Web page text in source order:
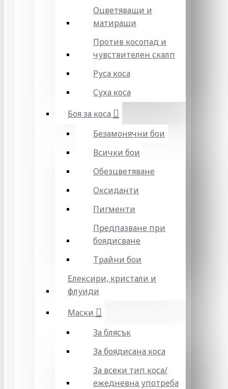
Оцветяващи и
матиращи
Против косопад и
чувствителен скалп
Руса коса
Суха коса
Боя за коса
Безамонячни бои
Всички бои
Обезцветяване
Оксиданти
Пигменти
Предпазване при
боядисване
Трайни бои
Елексири, кристали и
флуиди
Маски
За блясък
За боядисана коса
За всеки тип коса/
ежедневна употреба